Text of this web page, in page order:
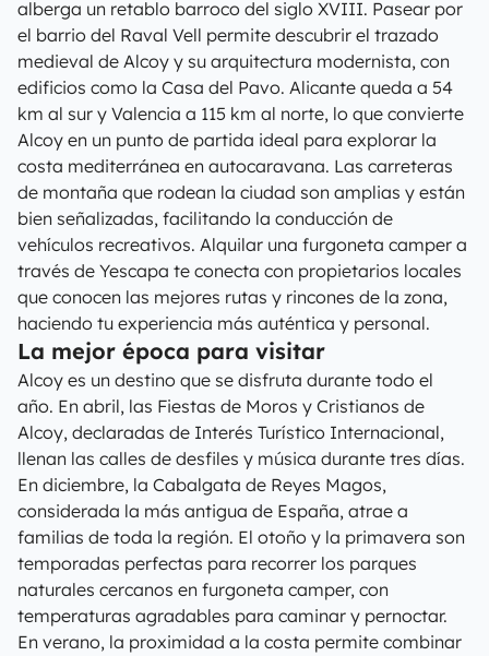
alberga un retablo barroco del siglo XVIII. Pasear por
el barrio del Raval Vell permite descubrir el trazado
medieval de Alcoy y su arquitectura modernista, con
edificios como la Casa del Pavo. Alicante queda a 54
km al sur y Valencia a 115 km al norte, lo que convierte
Alcoy en un punto de partida ideal para explorar la
costa mediterránea en autocaravana. Las carreteras
de montaña que rodean la ciudad son amplias y están
bien señalizadas, facilitando la conducción de
vehículos recreativos. Alquilar una furgoneta camper a
través de Yescapa te conecta con propietarios locales
que conocen las mejores rutas y rincones de la zona,
haciendo tu experiencia más auténtica y personal.
La mejor época para visitar
Alcoy es un destino que se disfruta durante todo el
año. En abril, las Fiestas de Moros y Cristianos de
Alcoy, declaradas de Interés Turístico Internacional,
llenan las calles de desfiles y música durante tres días.
En diciembre, la Cabalgata de Reyes Magos,
considerada la más antigua de España, atrae a
familias de toda la región. El otoño y la primavera son
temporadas perfectas para recorrer los parques
naturales cercanos en furgoneta camper, con
temperaturas agradables para caminar y pernoctar.
En verano, la proximidad a la costa permite combinar